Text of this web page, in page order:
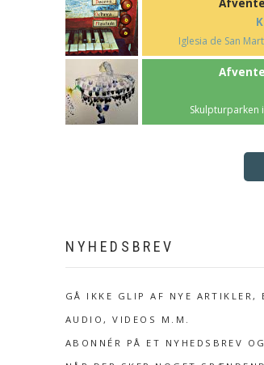
Iglesia de San
Skulpturparken
NYHEDSBREV
GÅ IKKE GLIP AF NYE ARTIKLER,
AUDIO, VIDEOS M.M.
ABONNÉR PÅ ET NYHEDSBREV